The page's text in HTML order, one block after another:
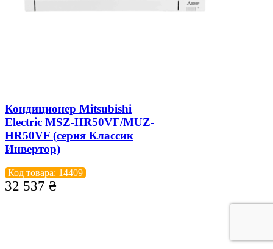
Кондиционер Mitsubishi
Electric MSZ-HR50VF/MUZ-
HR50VF (серия Классик
Инвертор)
Код товара: 14409
32 537 ₴